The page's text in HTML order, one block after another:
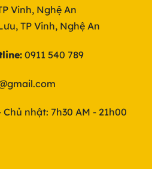
Vinh, Nghệ An
TP Vinh, Nghệ An
0911 540 789
Chủ nhật: 7h30 AM - 21h00